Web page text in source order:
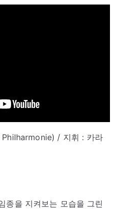
/ 지휘 : 카라
종을 지켜보는 모습을 그린